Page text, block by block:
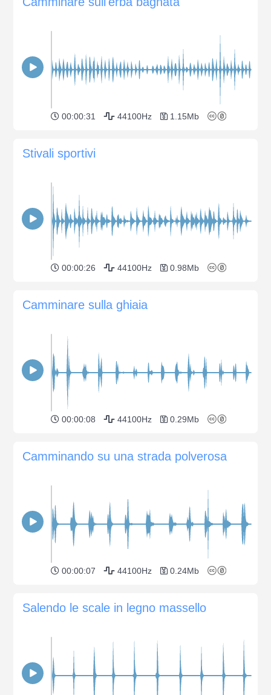
00:00:31 44100Hz 1.15Mb
Stivali sportivi
00:00:26 44100Hz 0.98Mb
Camminare sulla ghiaia
00:00:08 44100Hz 0.29Mb
Camminando su una strada polverosa
00:00:07 44100Hz 0.24Mb
Salendo le scale in legno massello